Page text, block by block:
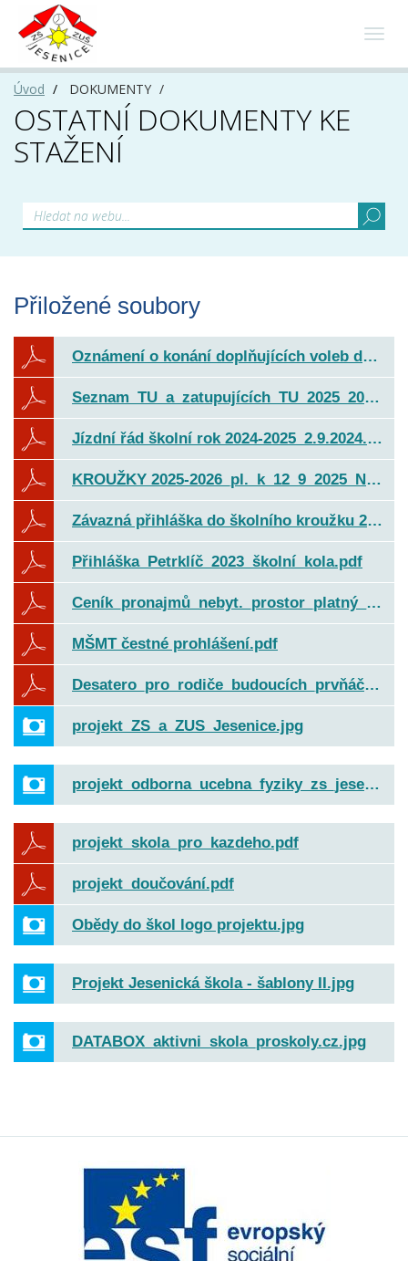
Úvod DOKUMENTY
OSTATNÍ DOKUMENTY KE
STAŽENÍ
Přiložené soubory
Oznámení o konání doplňujících voleb do školské rady.pdf
Seznam_TU_a_zatupujících_TU_2025_2026_1.9.25a.pdf
Jízdní řád školní rok 2024-2025_2.9.2024.pdf
KROUŽKY 2025-2026_pl._k_12_9_2025_NABÍDKA.pdf
Závazná přihláška do školního kroužku 2024-25.pdf
Přihláška_Petrklíč_2023_školní_kola.pdf
Ceník_pronajmů_nebyt._prostor_platný_od_1.3.2023.pdf.pdf
MŠMT čestné prohlášení.pdf
Desatero_pro_rodiče_budoucích_prvňáčků.pdf
projekt_ZS_a_ZUS_Jesenice.jpg
projekt_odborna_ucebna_fyziky_zs_jesenice.jpg
projekt_skola_pro_kazdeho.pdf
projekt_doučování.pdf
Obědy do škol logo projektu.jpg
Projekt Jesenická škola - šablony II.jpg
DATABOX_aktivni_skola_proskoly.cz.jpg